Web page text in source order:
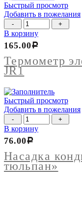
Быстрый просмотр
Добавить в пожелания
Количество
товара
Термометр
электронный
для
Пищи
JR1
В корзину
Термометр
JR1
165.00Р
Быстрый просмотр
Добавить в пожелания
Количество
товара
Насадка
кондитерская
"Русский
тюльпан"
В корзину
Насадка
тюльпан»
76.00Р